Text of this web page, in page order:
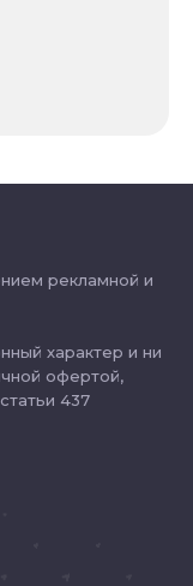
рекламной и
характер и ни
офертой,
437